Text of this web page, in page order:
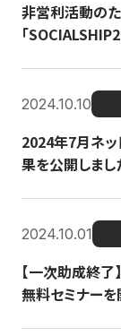
非営利活動の
「
2024.10.10
2024年7月ネッ
果を公開しまし
2024.10.01
【一次助成終
無料セミナー